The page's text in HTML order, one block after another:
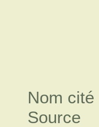
Nom cité
Source